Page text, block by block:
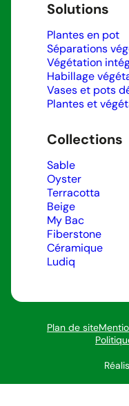
Solutions
Plantes en pot
Séparations
Végétation
Habillage
Vases et pots
Plantes et
Collections
Sable
Oyster
Terracotta
Beige
My Bac
Fiberstone
Céramique
Ludiq
Plan de site